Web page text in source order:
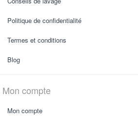
Politique de confidentialité
Termes et conditions
Blog
Mon compte
Mon compte